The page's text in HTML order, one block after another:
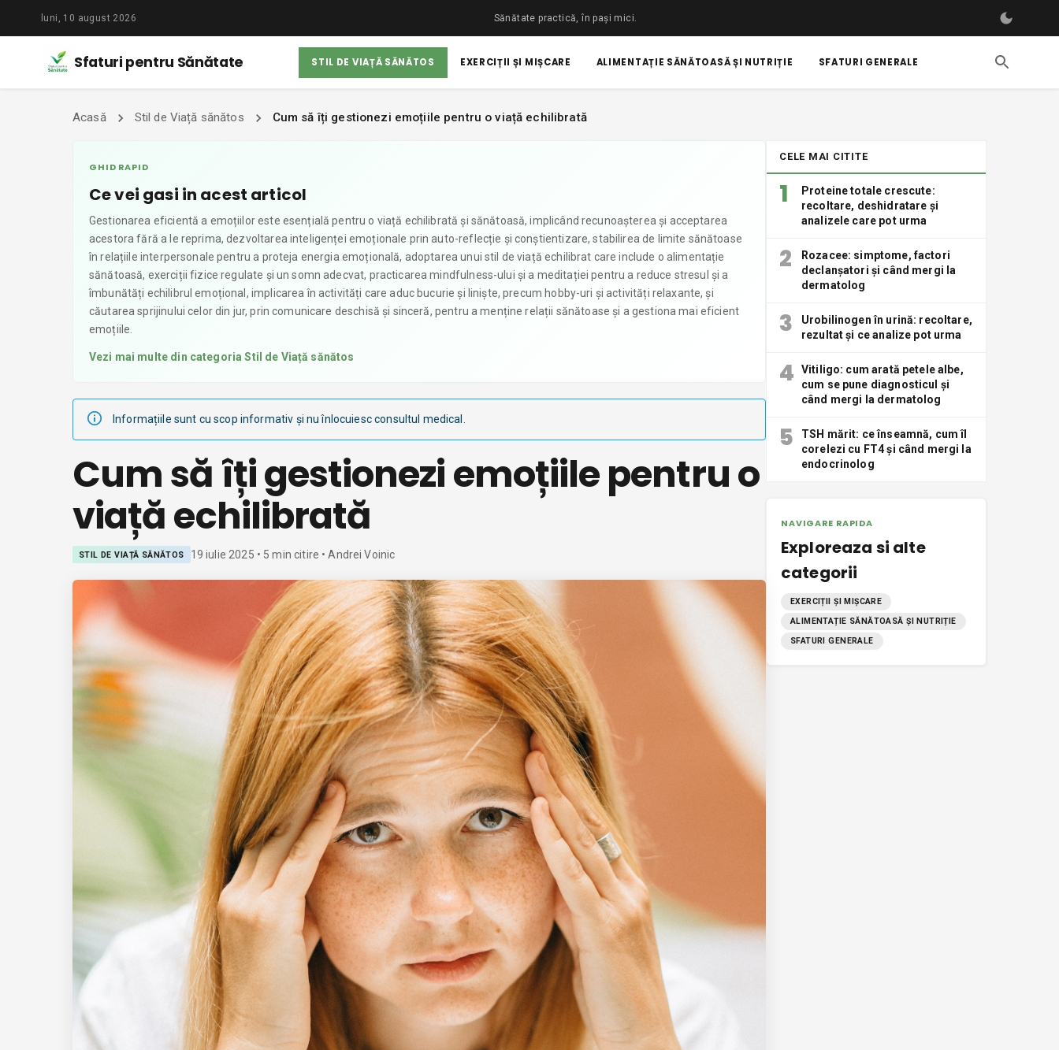
luni, 10 august 2026 Sănătate practică, în pași mici.
Sfaturi pentru Sănătate STIL DE VIAȚĂ SĂNĂTOS EXERCIȚII ȘI MIȘCARE ALIMENTAȚIE SĂNĂTOASĂ ȘI NUTRIȚIE SFATURI GENERALE
Acasă Stil de Viață sănătos Cum să îți gestionezi emoțiile pentru o viață echilibrată
GHID RAPID
Ce vei gasi in acest articol
Gestionarea eficientă a emoțiilor este esențială pentru o viață echilibrată și sănătoasă, implicând recunoașterea și acceptarea
acestora fără a le reprima, dezvoltarea inteligenței emoționale prin auto-reflecție și conștientizare, stabilirea de limite sănătoase
în relațiile interpersonale pentru a proteja energia emoțională, adoptarea unui stil de viață echilibrat care include o alimentație
sănătoasă, exerciții fizice regulate și un somn adecvat, practicarea mindfulness-ului și a meditației pentru a reduce stresul și a
îmbunătăți echilibrul emoțional, implicarea în activități care aduc bucurie și liniște, precum hobby-uri și activități relaxante, și
căutarea sprijinului celor din jur, prin comunicare deschisă și sinceră, pentru a menține relații sănătoase și a gestiona mai eficient
emoțiile.
Vezi mai multe din categoriaStil de Viață sănătos
Informațiile sunt cu scop informativ și nu înlocuiesc consultul medical.
Cum să îți gestionezi emoțiile pentru o
viață echilibrată
STIL DE VIAȚĂ SĂNĂTOS 19 iulie 2025 • 5 min citire • Andrei Voinic
CELE MAI CITITE
1
Proteine totale crescute:
recoltare, deshidratare și
analizele care pot urma
2
Rozacee: simptome, factori
declanșatori și când mergi la
dermatolog
3
Urobilinogen în urină: recoltare,
rezultat și ce analize pot urma
4
Vitiligo: cum arată petele albe,
cum se pune diagnosticul și
când mergi la dermatolog
5
TSH mărit: ce înseamnă, cum îl
corelezi cu FT4 și când mergi la
endocrinolog
NAVIGARE RAPIDA
Exploreaza si alte
categorii
EXERCIȚII ȘI MIȘCARE
ALIMENTAȚIE SĂNĂTOASĂ ȘI NUTRIȚIE
SFATURI GENERALE